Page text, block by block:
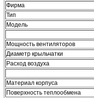
Фирма
Тип
Модель
Мощность вентиляторов
Диаметр крыльчатки
Расход воздуха
Материал корпуса
Поверхность теплообмена